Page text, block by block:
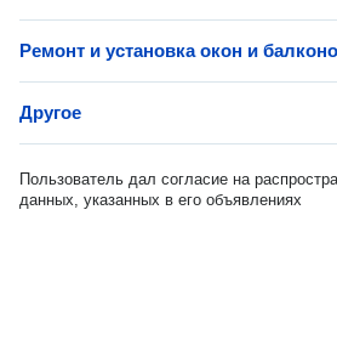
Ремонт и установка окон и
Другое
Пользователь дал согласие на
данных, указанных в его объявлениях